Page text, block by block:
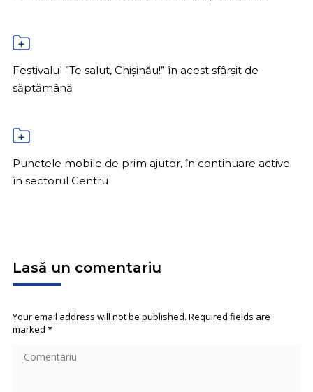
Festivalul ”Te salut, Chișinău!” în acest sfârșit de
săptămână
Punctele mobile de prim ajutor, în continuare active
în sectorul Centru
Lasă un comentariu
Your email address will not be published. Required fields are
marked *
Comentariu